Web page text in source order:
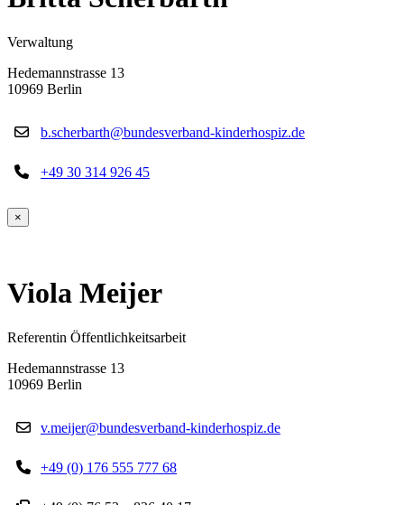
Verwaltung
Hedemannstrasse 13
10969 Berlin
b.scherbarth@bundesverband-kinderhospiz.de
+49 30 314 926 45
×
Viola Meijer
Referentin Öffentlichkeitsarbeit
Hedemannstrasse 13
10969 Berlin
v.meijer@bundesverband-kinderhospiz.de
+49 (0) 176 555 777 68